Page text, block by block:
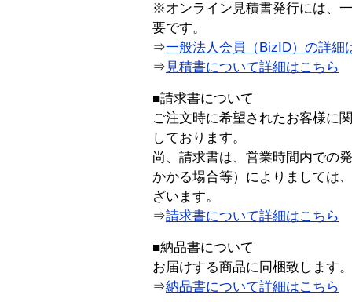
※オンライン見積書発行には、
要です。
⇒一般法人会員（BizID）の詳細
⇒ 見積書について詳細はこちら
■請求書について
ご注文時に希望されたお客様に
しております。
尚、請求書は、営業時間内での
かかる場合等）によりましては
ざいます。
⇒請求書について詳細はこちら
■納品書について
お届けする商品に同梱致します。
⇒納品書について詳細はこちら